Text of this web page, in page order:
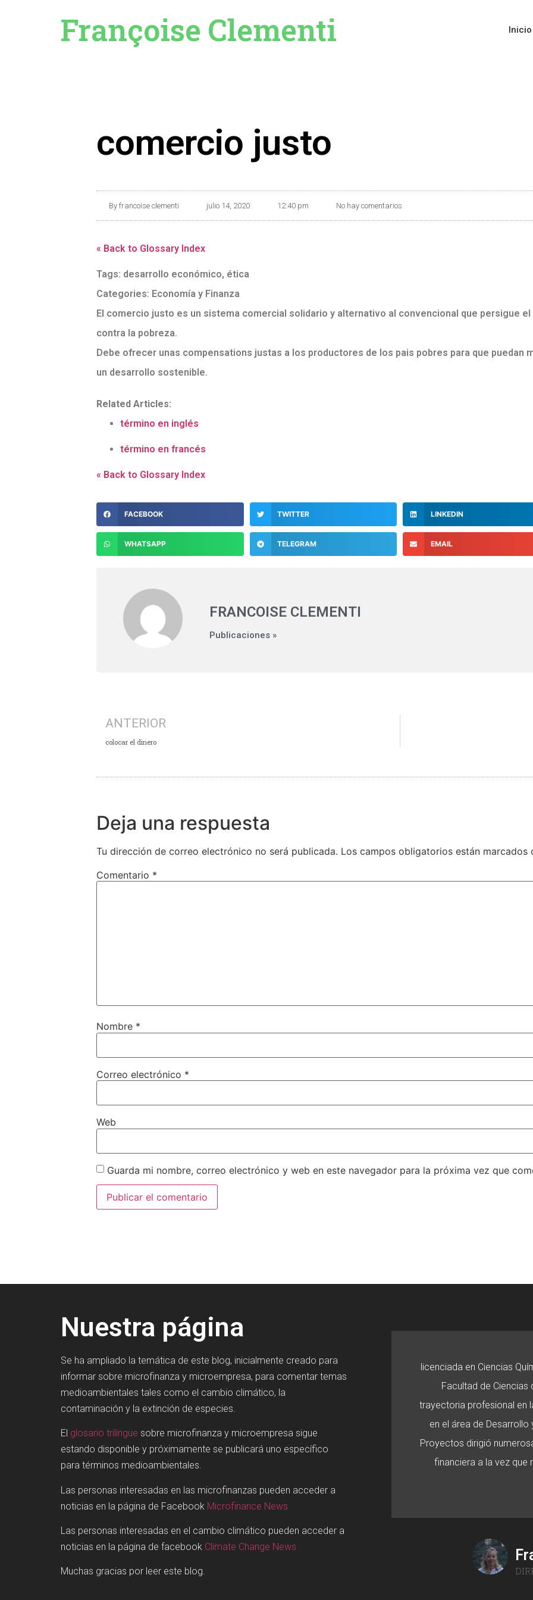
Françoise Clementi Inicio
comercio justo
By francoise clementi julio 14, 2020 12:40 pm No hay comentarios
« Back to Glossary Index
Tags: desarrollo económico, ética
Categories: Economía y Finanza
El comercio justo es un sistema comercial solidario y alternativo al convencional que persigue
contra la pobreza.
Debe ofrecer unas compensations justas a los productores de los pais pobres para que puedan
un desarrollo sostenible.
Related Articles:
término en inglés
término en francés
« Back to Glossary Index
FACEBOOK TWITTER LINKEDIN
WHATSAPP TELEGRAM EMAIL
FRANCOISE CLEMENTI
Publicaciones »
ANTERIOR
colocar el dinero
Deja una respuesta
Tu dirección de correo electrónico no será publicada. Los campos obligatorios están marcados
Comentario *
Nombre *
Correo electrónico *
Web
Guarda mi nombre, correo electrónico y web en este navegador para la próxima vez que
Nuestra página
Se ha ampliado la temática de este blog, inicialmente creado para
informar sobre microfinanza y microempresa, para comentar temas
medioambientales tales como el cambio climático, la
contaminación y la extinción de especies.
El glosario trilingüe sobre microfinanza y microempresa sigue
estando disponible y próximamente se publicará uno específico
para términos medioambientales.
Las personas interesadas en las microfinanzas pueden acceder a
noticias en la página de Facebook Microfinance News
Las personas interesadas en el cambio climático pueden acceder a
noticias en la página de facebook Climate Change News
Muchas gracias por leer este blog.
licenciada en Ciencias
Facultad de Ciencias
trayectoria profesional en
en el área de
Proyectos dirigió
financiera a la vez que